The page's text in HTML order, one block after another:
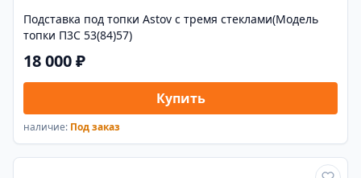
Подставка под топки Astov с тремя стеклами(Модель
топки П3С 53(84)57)
18 000 ₽
Купить
наличие: Под заказ